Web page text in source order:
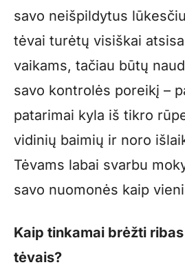
savo neišpildytus
tėvai turėtų visiškai
vaikams, tačiau būtų
savo kontrolės poreikį –
patarimai kyla iš tikro
vidinių baimių ir noro
Tėvams labai svarbu
savo nuomonės kaip
Kaip tinkamai brėžti
tėvais?